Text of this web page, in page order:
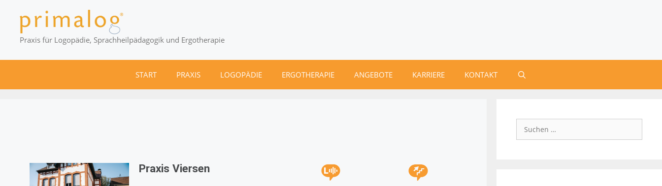
Praxis für Logopädie, Sprachheilpädagogik und Ergotherapie
START PRAXIS LOGOPÄDIE ERGOTHERAPIE ANGEBOTE KARRIERE KONTAKT
Praxis Viersen